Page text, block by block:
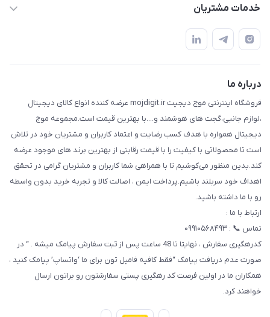
حساب کاربری
درباره ما
تماس با ما
خدمات مشتریان
قوانین و مقررات
حریم خصوصی
درباره ما
فروشگاه اینترنتی موج دیجیت mojdigit.ir عرضه کننده انواع کالای دیجیتال
،لوازم جانبی،گجت های هوشمند و....با بهترین قیمت است.مجموعه موج
دیجیتال همواره با هدف کسب رضایت و اعتماد کاربران و مشتریان خود در تلاش
است تا محصولاتی با کیفیت را با قیمت رقابتی از بهترین برند های موجود عرضه
کند.بدین منظور می‌کوشیم تا با همراهی شما کاربران و مشتریان گرامی در تحقق
اهداف خود سربلند باشیم.پرداخت ایمن ، اصالت کالا و تجربه خرید بدون واسطه
رو با ما داشته باشید.
ارتباط با ما :
تماس 📞 : ۰۹۹۱۰۵۶۸۴۹۳
کدرهگیری سفارش ، نهایتا تا 48 ساعت پس از ثبت سفارش پیامک میشه . “ در
صورت عدم دریافت پیامک “فقط کافیه فامیل تون برای ما ‘واتساپ’ پیامک کنید ،
همکاران ما در اولین فرصت کد رهگیری پستی سفارشتون رو براتون ارسال
خواهند کرد.